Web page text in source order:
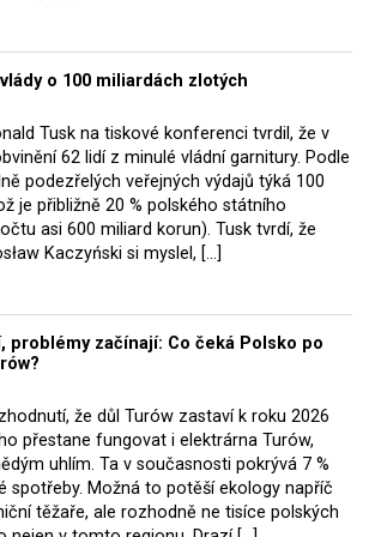
kritériem výběru byla cena a nabídka
byla vyhodnocena jako
hodnota činí 54,7 mil. PLN brutto
rozpočet investora činil 75 mil. PLN
úseku silnice jsou necelé tři
dokončení zakázky je 21 měsíců.
maloobchodního
Polsku v lednu 2013
prodeje v Polsku vzrostly
dnes vládnoucí koalice, jako
platformy (PO) Rafał
že by se polská vláda měla
podřídit.
ministra spravedlnosti jistě potěší
polské ekology, ale i těžaře. Je těžké si
takové věci rozhodoval sám ministr
politický souhlas vládnoucí koalice.
argumenty Morawieckého vlády,
jsou – kromě zabezpečování cca 7 %
mixu – klíčovými podniky, spolu
společnostmi zaměstnávají cca pět
činností dolu a elektrárny nepřímo
desítek tisíc pracovních míst v
ale opět zvítězila.
ministra spravedlnosti jistě potěší
o 100 miliardách zlotých
Tusk na tiskové konferenci tvrdil, že v
62 lidí z minulé vládní garnitury. Podle
podezřelých veřejných výdajů týká 100
je přibližně 20 % polského státního
asi 600 miliard korun). Tusk tvrdí, že
Kaczyński si myslel, […]
problémy začínají: Co čeká Polsko po
že důl Turów zastaví k roku 2026
přestane fungovat i elektrárna Turów,
uhlím. Ta v současnosti pokrývá 7 %
spotřeby. Možná to potěší ekology napříč
těžaře, ale rozhodně ne tisíce polských